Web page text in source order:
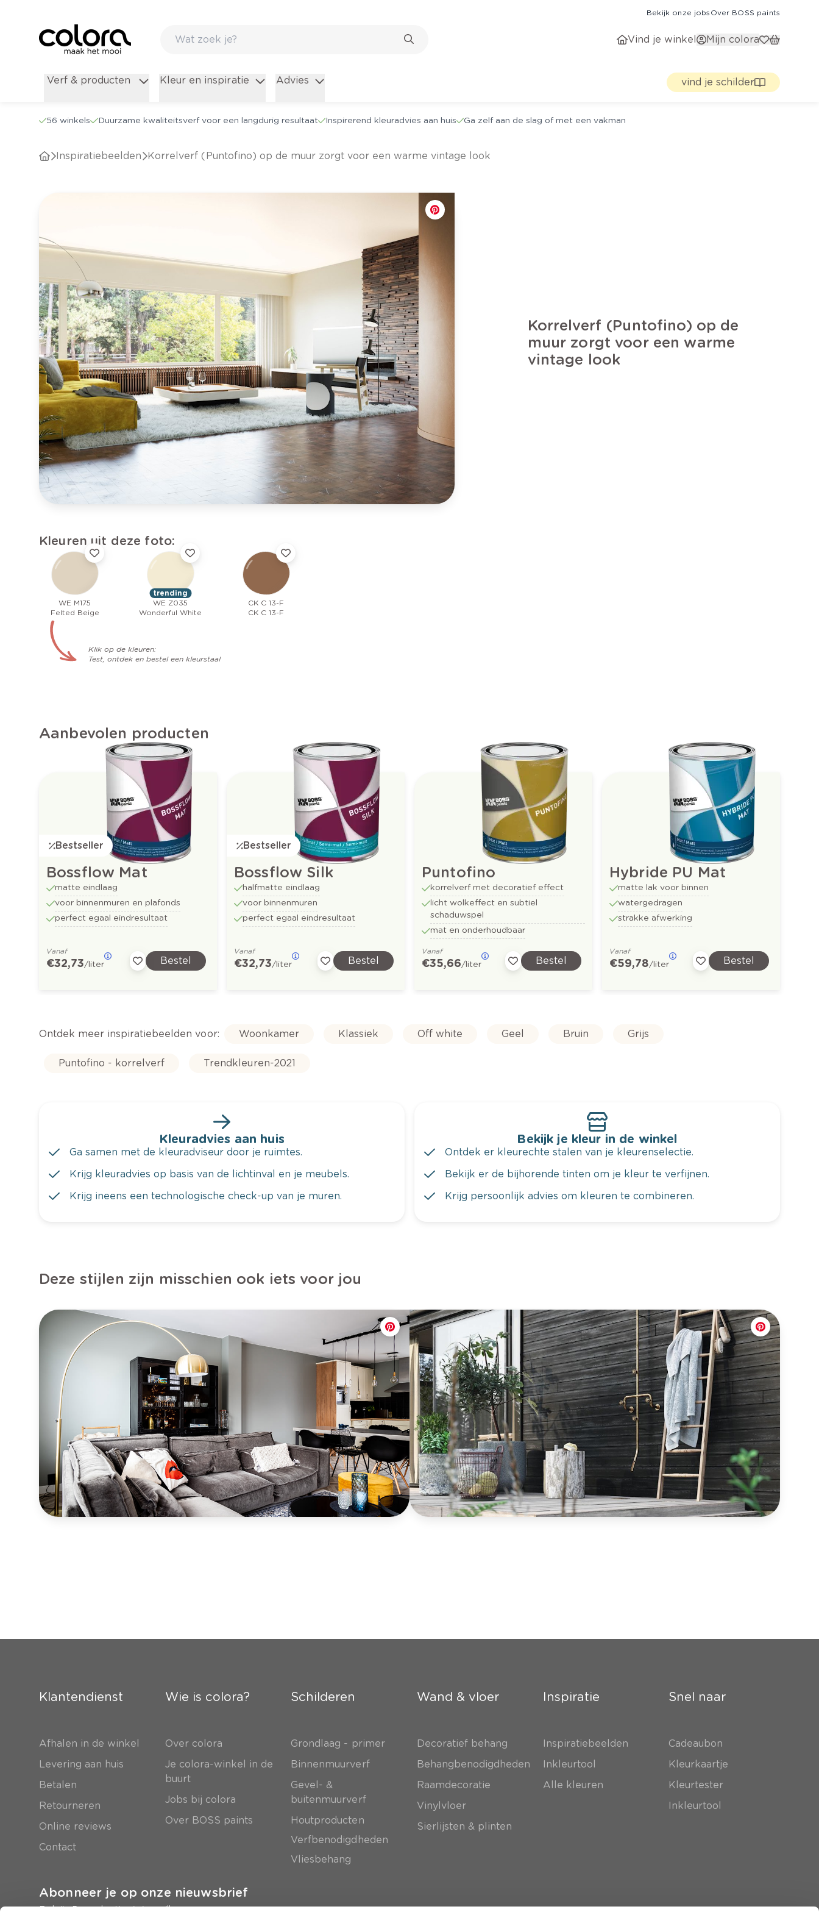
Bekijk onze jobs Over BOSS paints
Vind je winkel Mijn colora
Verf & producten Kleur en inspiratie Advies vind je schilder
56 winkels Duurzame kwaliteitsverf voor een langdurig resultaat Inspirerend kleuradvies aan huis Ga zelf aan de slag of met een vakman
Inspiratiebeelden Korrelverf (Puntofino) op de muur zorgt voor een warme vintage look
Korrelverf (Puntofino) op de
muur zorgt voor een warme
vintage look
Kleuren uit deze foto:
WE M175
Felted Beige
trending
WE Z035
Wonderful White
CK C 13-F
CK C 13-F
Klik op de kleuren:
Test, ontdek en bestel een kleurstaal
Aanbevolen producten
Bestseller
Bossflow Mat
matte eindlaag
voor binnenmuren en plafonds
perfect egaal eindresultaat
Vanaf
€ 32,73/liter Bestel
Bestseller
Bossflow Silk
halfmatte eindlaag
voor binnenmuren
perfect egaal eindresultaat
Vanaf
€ 32,73/liter Bestel
Puntofino
korrelverf met decoratief effect
licht wolkeffect en subtiel
schaduwspel
mat en onderhoudbaar
Vanaf
€ 35,66/liter Bestel
Hybride PU Mat
matte lak voor binnen
watergedragen
strakke afwerking
Vanaf
€ 59,78/liter Bestel
Ontdek meer inspiratiebeelden voor: Woonkamer Klassiek Off white Geel Bruin Grijs
Puntofino - korrelverf Trendkleuren-2021
Kleuradvies aan huis
Ga samen met de kleuradviseur door je ruimtes.
Krijg kleuradvies op basis van de lichtinval en je meubels.
Krijg ineens een technologische check-up van je muren.
Bekijk je kleur in de winkel
Ontdek er kleurechte stalen van je kleurenselectie.
Bekijk er de bijhorende tinten om je kleur te verfijnen.
Krijg persoonlijk advies om kleuren te combineren.
Deze stijlen zijn misschien ook iets voor jou
Klantendienst
Afhalen in de winkel
Levering aan huis
Betalen
Retourneren
Online reviews
Contact
Wie is colora?
Over colora
Je colora-winkel in de
buurt
Jobs bij colora
Over BOSS paints
Schilderen
Grondlaag - primer
Binnenmuurverf
Gevel- &
buitenmuurverf
Houtproducten
Verfbenodigdheden
Vliesbehang
Wand & vloer
Decoratief behang
Behangbenodigdheden
Raamdecoratie
Vinylvloer
Sierlijsten & plinten
Inspiratie
Inspiratiebeelden
Inkleurtool
Alle kleuren
Snel naar
Cadeaubon
Kleurkaartje
Kleurtester
Inkleurtool
Abonneer je op onze nieuwsbrief
En krijg 5 euro korting in je mailbox